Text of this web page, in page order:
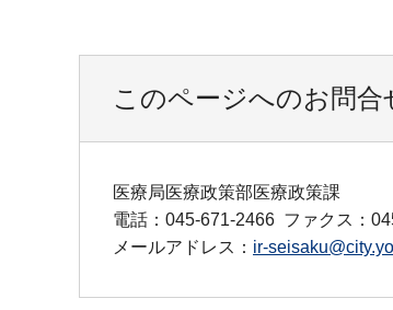
このページへのお問合
医療局医療政策部医療政策課
電話：045-671-2466 ファクス：
メールアドレス： ir-